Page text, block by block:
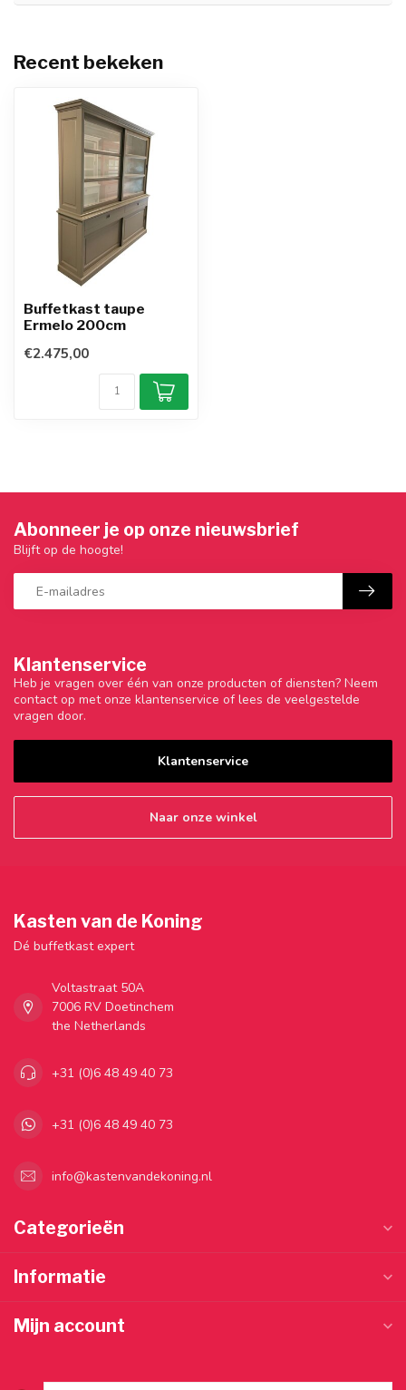
Recent bekeken
Buffetkast taupe
Ermelo 200cm
€2.475,00
Klantenservice
Heb je vragen over één van onze producten of diensten? Neem
contact op met onze klantenservice of lees de veelgestelde
vragen door.
Klantenservice
Naar onze winkel
Abonneer je op onze nieuwsbrief
Blijft op de hoogte!
Kasten van de Koning
Dé buffetkast expert
Voltastraat 50A
7006 RV Doetinchem
the Netherlands
+31 (0)6 48 49 40 73
+31 (0)6 48 49 40 73
info@kastenvandekoning.nl
Categorieën
Informatie
Mijn account